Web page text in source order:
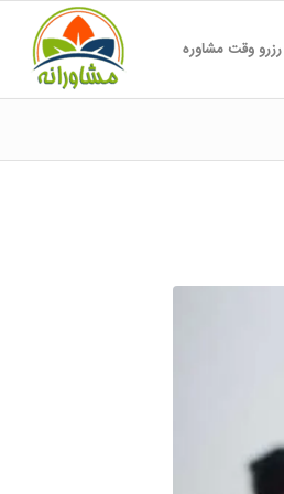
رزرو وقت مشاوره